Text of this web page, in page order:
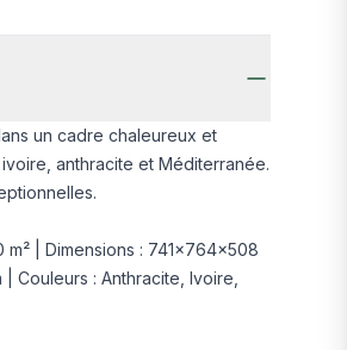
un cadre chaleureux et
anthracite et Méditerranée.
| Dimensions : 741×764×508
Couleurs : Anthracite, Ivoire,